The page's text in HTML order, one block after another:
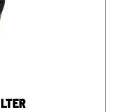
Artikel